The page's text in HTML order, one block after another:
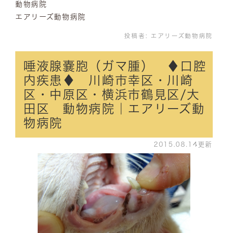
動物病院
エアリーズ動物病院
投稿者: エアリーズ動物病院
唾液腺嚢胞（ガマ腫） ♦口腔
内疾患♦ 川崎市幸区・川崎
区・中原区・横浜市鶴見区/大
田区 動物病院｜エアリーズ動
物病院
2015.08.14更新